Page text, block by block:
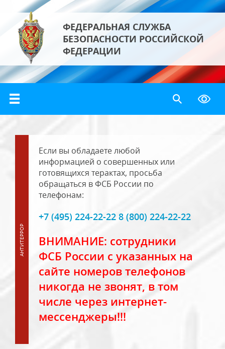
ФЕДЕРАЛЬНАЯ СЛУЖБА
БЕЗОПАСНОСТИ РОССИЙСКОЙ
ФЕДЕРАЦИИ
Если вы обладаете любой
информацией о совершенных или
готовящихся терактах, просьба
обращаться в ФСБ России по
телефонам:
+7 (495) 224-22-22 8 (800) 224-22-22
ВНИМАНИЕ: сотрудники
ФСБ России с указанных на
сайте номеров телефонов
никогда не звонят, в том
числе через интернет-
мессенджеры!!!